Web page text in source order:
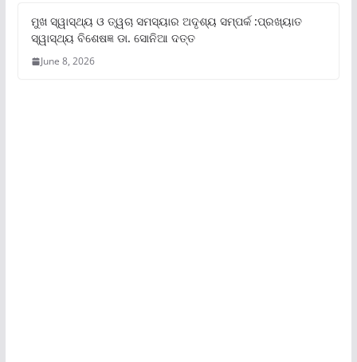
ମୁଖ ସ୍ୱାସ୍ଥ୍ୟ ଓ ତ୍ୱଚା ସମସ୍ୟାର ଅଦୃଶ୍ୟ ସମ୍ପର୍କ :ପ୍ରଖ୍ୟାତ
ସ୍ୱାସ୍ଥ୍ୟ ବିଶେଷଜ୍ଞ ଡା. ସୋନିଆ ଦତ୍ତ
June 8, 2026